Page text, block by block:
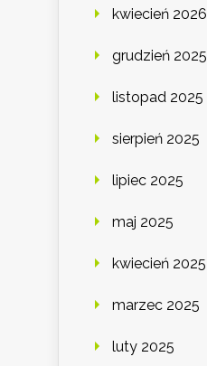
kwiecień 2026
grudzień 2025
listopad 2025
sierpień 2025
lipiec 2025
maj 2025
kwiecień 2025
marzec 2025
luty 2025